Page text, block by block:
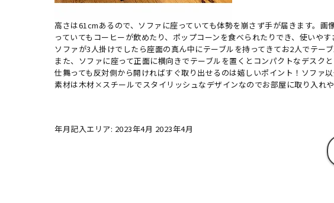
高さは61cmあるので、ソファに座っていても体勢を崩さず手が届きます。
っていてもコーヒーが飲めたり、ポップコーンを食べられたりでき、使いや
ソファが3人掛けでしたら座面の真ん中にテーブルを持ってきてお2人でテーブ
また、ソファに座って正面に横向きでテーブルを置くとコンパクトなデスク
仕舞っても反対側から開ければすぐ取り出せるのは嬉しいポイント！ソファ
素材は木材×スチールでスタイリッシュなデザインなのでお部屋に取り入れ
年月記入エリア: 2023年4月 2023年4月